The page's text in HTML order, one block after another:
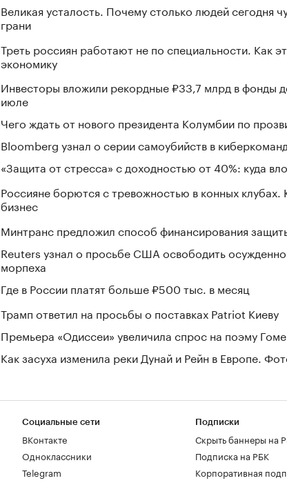
Великая усталость. Почему столько людей сегодня
грани
Треть россиян работают не по специальности. Как
экономику
Инвесторы вложили рекордные ₽33,7 млрд в фонды
июле
Чего ждать от нового президента Колумбии по
Bloomberg узнал о серии самоубийств в
«Защита от стресса» с доходностью от 40%: куда
Россияне борются с тревожностью в конных клубах.
бизнес
Минтранс предложил способ финансирования
Reuters узнал о просьбе США освободить
морпеха
Где в России платят больше ₽500 тыс. в месяц
Трамп ответил на просьбы о поставках Patriot Киеву
Премьера «Одиссеи» увеличила спрос на поэму
Как засуха изменила реки Дунай и Рейн в Европе.
Социальные сети
ВКонтакте
Одноклассники
Telegram
Подписки
Скрыть баннеры на
Подписка на РБК
Корпоративная